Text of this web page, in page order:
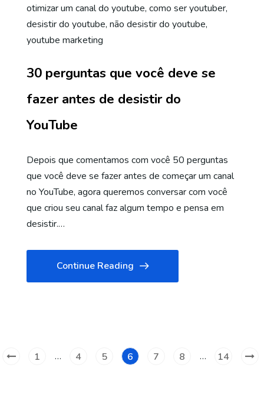
otimizar um canal do youtube, como ser youtuber,
desistir do youtube, não desistir do youtube,
youtube marketing
30 perguntas que você deve se
fazer antes de desistir do
YouTube
Depois que comentamos com você 50 perguntas
que você deve se fazer antes de começar um canal
no YouTube, agora queremos conversar com você
que criou seu canal faz algum tempo e pensa em
desistir.…
Continue Reading
1 … 4 5 6 7 8 … 14